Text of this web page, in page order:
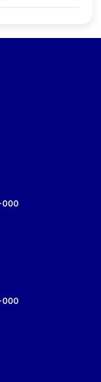
000
000